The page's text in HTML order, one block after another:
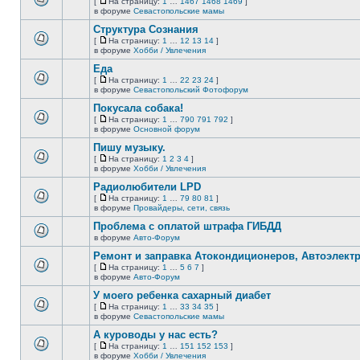
непрочитанных
сообщений.
этой
непрочитанных
сообщений.
На
страницу
в форуме Севастопольские мамы
этой
непрочитанных
сообщений.
Структура Сознания
[
На
страницу
На страницу: 1 12 13 14 ]
в форуме Хобби / Увлечения
этой
непрочитанных
сообщений.
Еда
[
На
страницу
На страницу: 1 22 23 24 ]
в форуме Севастопольский Фотофорум
этой
непрочитанных
сообщений.
Покусала собака!
[
На
страницу
На страницу: 1 790 791 792 ]
в форуме Основной форум
этой
непрочитанных
сообщений.
Пишу музыку.
[
На
страницу
На страницу: 1 2 3 4 ]
в форуме Хобби / Увлечения
этой
непрочитанных
сообщений.
Радиолюбители LPD
[
На
страницу
На страницу: 1 79 80 81 ]
в форуме Провайдеры, сети, связь
непрочитанных
сообщений.
Проблема с оплатой штрафа ГИБДД
в форуме Авто-Форум
этой
непрочитанных
Ремонт и заправка Атокондиционеров,
[
На
страницу
На страницу: 1 5 6 7 ]
в форуме Авто-Форум
этой
У моего ребенка сахарный диабет
[
На
страницу
На страницу: 1 33 34 35 ]
в форуме Севастопольские мамы
А куроводы у нас есть?
[
На
На страницу: 1 151 152 153 ]
в форуме Хобби / Увлечения